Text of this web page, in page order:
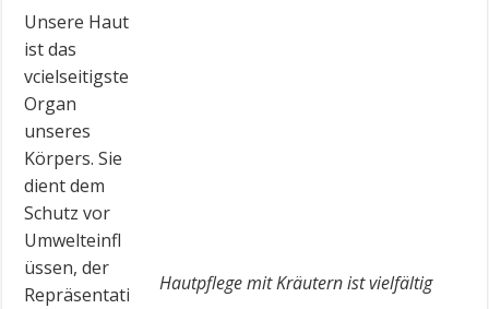
Hautpflege mit Kräutern ist vielfältig
Unsere Haut
ist das
vcielseitigste
Organ
unseres
Körpers. Sie
dient dem
Schutz vor
Umwelteinfl
üssen, der
Repräsentati